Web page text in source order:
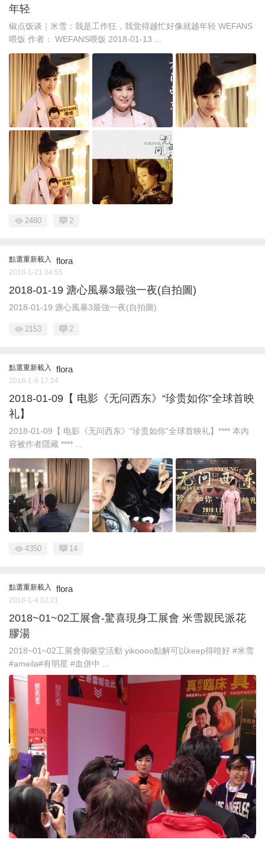
年轻
椒点饭谈｜米雪：我是工作狂，我觉得越忙好像就越年轻 WEFANS
喂饭 作者： WEFANS喂饭 2018-01-13 ...
2480 2
點選重新載入 flora
2018-1-21 04:55
2018-01-19 溏心風暴3最強一夜(自拍圖)
2018-01-19 溏心風暴3最強一夜(自拍圖)
2153 2
點選重新載入 flora
2018-1-9 17:24
2018-01-09【 电影《无问西东》“珍贵如你”全球首映
礼】
2018-01-09【 电影《无问西东》“珍贵如你”全球首映礼】**** 本內
容被作者隱藏 **** ...
4350 14
點選重新載入 flora
2018-1-4 02:21
2018~01~02工展會-驚喜現身工展會 米雪親民派花
膠湯
2018~01~02工展會御藥堂活動 yikoooo點解可以keep得咁好 #米雪
#ameila#有明星 #血併中 ...